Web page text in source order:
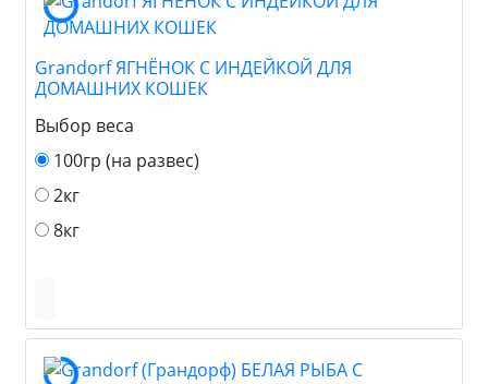
Grandorf ЯГНЁНОК С ИНДЕЙКОЙ ДЛЯ
ДОМАШНИХ КОШЕК
Выбор веса
100гр (на развес)
2кг
8кг